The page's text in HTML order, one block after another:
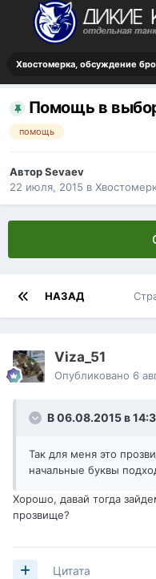
Хвостомерка, обсуждение
Помощь в
помощь
АвторSevaev
22 июля, 2015 в
НАЗАД
Viza_51
Опубликовано 6
В 06.08.2015 в
Так для меня это
начальные буквы
Хорошо, давай тогда
прозвище?
Цитата